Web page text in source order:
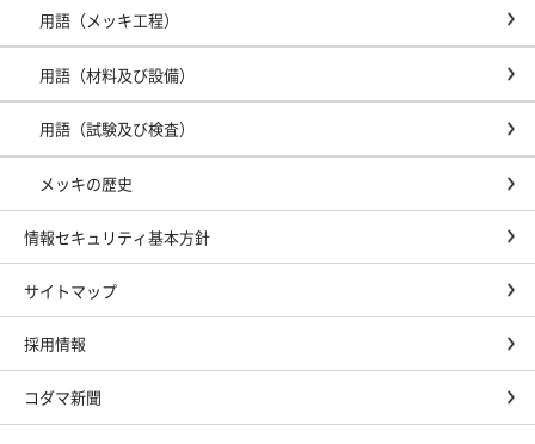
用語（メッキ工程）
用語（材料及び設備）
用語（試験及び検査）
メッキの歴史
情報セキュリティ基本方針
サイトマップ
採用情報
コダマ新聞